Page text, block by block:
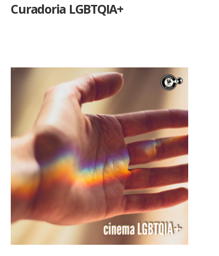
Curadoria LGBTQIA+